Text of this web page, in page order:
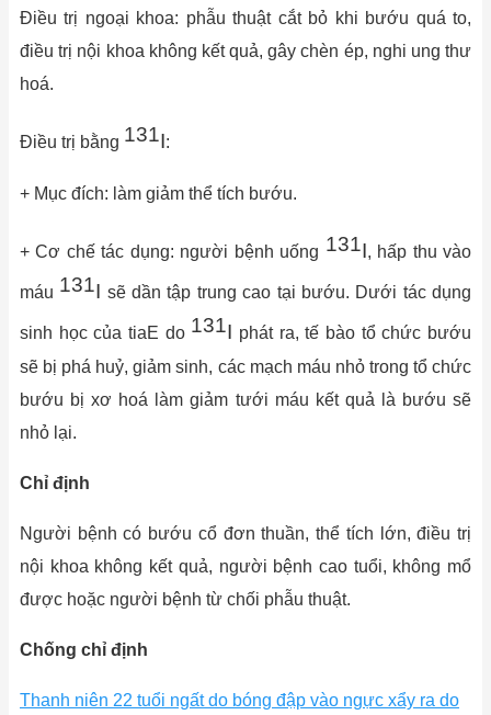
Điều trị ngoại khoa: phẫu thuật cắt bỏ khi bướu quá to,
điều trị nội khoa không kết quả, gây chèn ép, nghi ung thư
hoá.
Điều trị bằng 131I:
+ Mục đích: làm giảm thể tích bướu.
+ Cơ chế tác dụng: người bệnh uống 131I, hấp thu vào
máu 131I sẽ dần tập trung cao tại bướu. Dưới tác dụng
sinh học của tiaE do 131I phát ra, tế bào tổ chức bướu
sẽ bị phá huỷ, giảm sinh, các mạch máu nhỏ trong tổ chức
bướu bị xơ hoá làm giảm tưới máu kết quả là bướu sẽ
nhỏ lại.
Chỉ định
Người bệnh có bướu cổ đơn thuần, thể tích lớn, điều trị
nội khoa không kết quả, người bệnh cao tuổi, không mổ
được hoặc người bệnh từ chối phẫu thuật.
Chống chỉ định
Thanh niên 22 tuổi ngất do bóng đập vào ngực xẩy ra do